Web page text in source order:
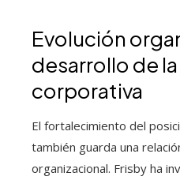
Evolución
desarrollo de
corporativa
El fortalecimiento del
también guarda una
organizacional. Frisby ha